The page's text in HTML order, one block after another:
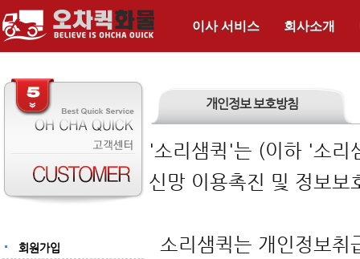
이사 서비스 회사소개
회원가입
개인정보 보호방침
'소리샘퀵'는 (이하 '소리
신망 이용촉진 및 정보
소리샘퀵는 개인정보취